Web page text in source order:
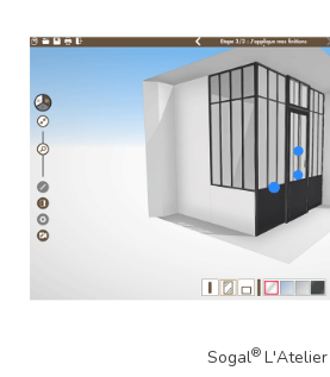
Sogal® L'Atelier